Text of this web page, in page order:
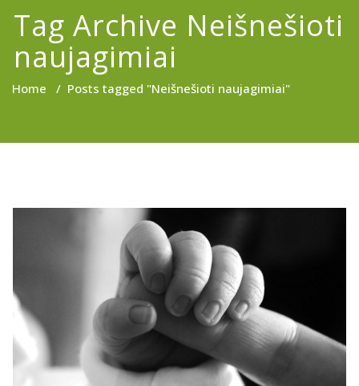
Tag Archive Neišnešioti
naujagimiai
Home / Posts tagged "Neišnešioti naujagimiai"